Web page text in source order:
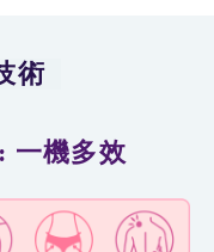
術
一機多效